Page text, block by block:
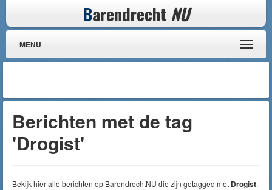
Barendrecht NU
MENU
Berichten met de tag
'Drogist'
Bekijk hier alle berichten op BarendrechtNU die zijn getagged met Drogist.